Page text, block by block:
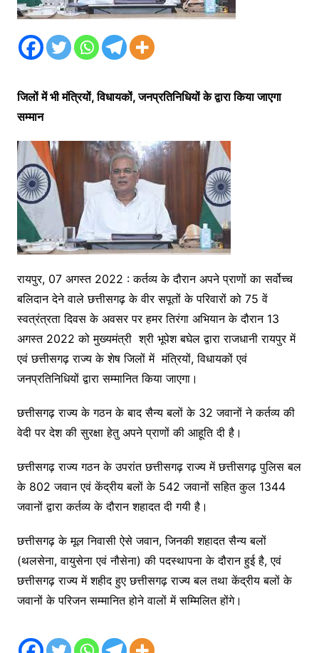
जिलों में भी मंत्रियों, विधायकों, जनप्रतिनिधियों के द्वारा किया जाएगा
सम्मान
रायपुर, 07 अगस्त 2022 : कर्तव्य के दौरान अपने प्राणों का सर्वोच्च
बलिदान देने वाले छत्तीसगढ़ के वीर सपूतों के परिवारों को 75 वें
स्वत्रंत्रता दिवस के अवसर पर हमर तिरंगा अभियान के दौरान 13
अगस्त 2022 को मुख्यमंत्री श्री भूपेश बघेल द्वारा राजधानी रायपुर में
एवं छत्तीसगढ़ राज्य के शेष जिलों में मंत्रियों, विधायकों एवं
जनप्रतिनिधियों द्वारा सम्मानित किया जाएगा।
छत्तीसगढ़ राज्य के गठन के बाद सैन्य बलों के 32 जवानों ने कर्तव्य की
वेदी पर देश की सुरक्षा हेतु अपने प्राणों की आहूति दी है।
छत्तीसगढ़ राज्य गठन के उपरांत छत्तीसगढ़ राज्य में छत्तीसगढ़ पुलिस बल
के 802 जवान एवं केंद्रीय बलों के 542 जवानों सहित कुल 1344
जवानों द्वारा कर्तव्य के दौरान शहादत दी गयी है।
छत्तीसगढ़ के मूल निवासी ऐसे जवान, जिनकी शहादत सैन्य बलों
(थलसेना, वायुसेना एवं नौसेना) की पदस्थापना के दौरान हुई है, एवं
छत्तीसगढ़ राज्य में शहीद हुए छत्तीसगढ़ राज्य बल तथा केंद्रीय बलों के
जवानों के परिजन सम्मानित होने वालों में सम्मिलित होंगे।